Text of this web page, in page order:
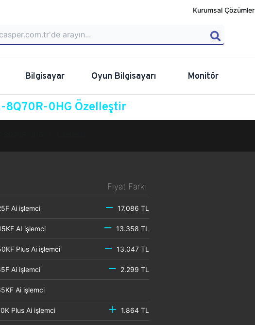
Kurumsal Çözümler
Bilgisayar Oyun Bilgisayarı Monitör
0HG Özelleştir
Fiyat Farkı
Ai işlemci 17.086 TL
AI işlemci 13.358 TL
Plus Ai işlemci 13.047 TL
Ai işlemci 2.299 TL
Ai işlemci
Plus Ai işlemci 1.864 TL